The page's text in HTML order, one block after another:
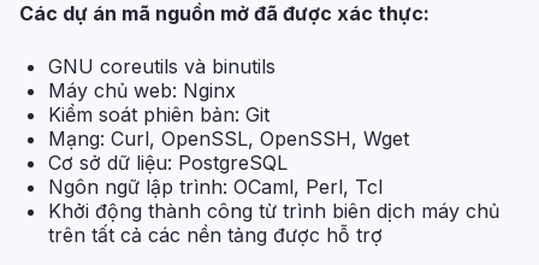
Các dự án mã nguồn mở đã được xác thực:
GNU coreutils và binutils
Máy chủ web: Nginx
Kiểm soát phiên bản: Git
Mạng: Curl, OpenSSL, OpenSSH, Wget
Cơ sở dữ liệu: PostgreSQL
Ngôn ngữ lập trình: OCaml, Perl, Tcl
Khởi động thành công từ trình biên dịch máy chủ
trên tất cả các nền tảng được hỗ trợ